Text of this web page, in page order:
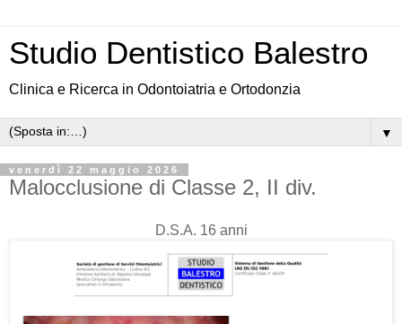
Studio Dentistico Balestro
Clinica e Ricerca in Odontoiatria e Ortodonzia
▼
venerdì 22 maggio 2026
Malocclusione di Classe 2, II div.
D.S.A. 16 anni